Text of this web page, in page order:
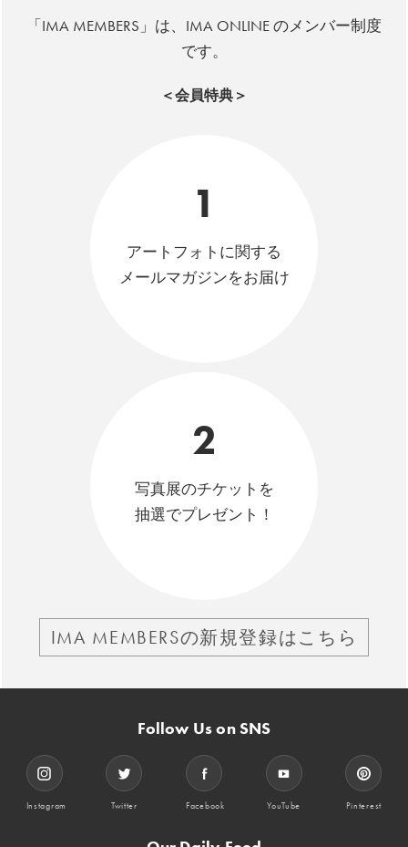
「IMA MEMBERS」は、IMA ONLINE のメンバー制度
です。
＜会員特典＞
1
アートフォトに関する
メールマガジンをお届け
2
写真展のチケットを
抽選でプレゼント！
IMA MEMBERSの新規登録はこちら
Follow Us on SNS
Instagram Twitter Facebook YouTube Pinterest